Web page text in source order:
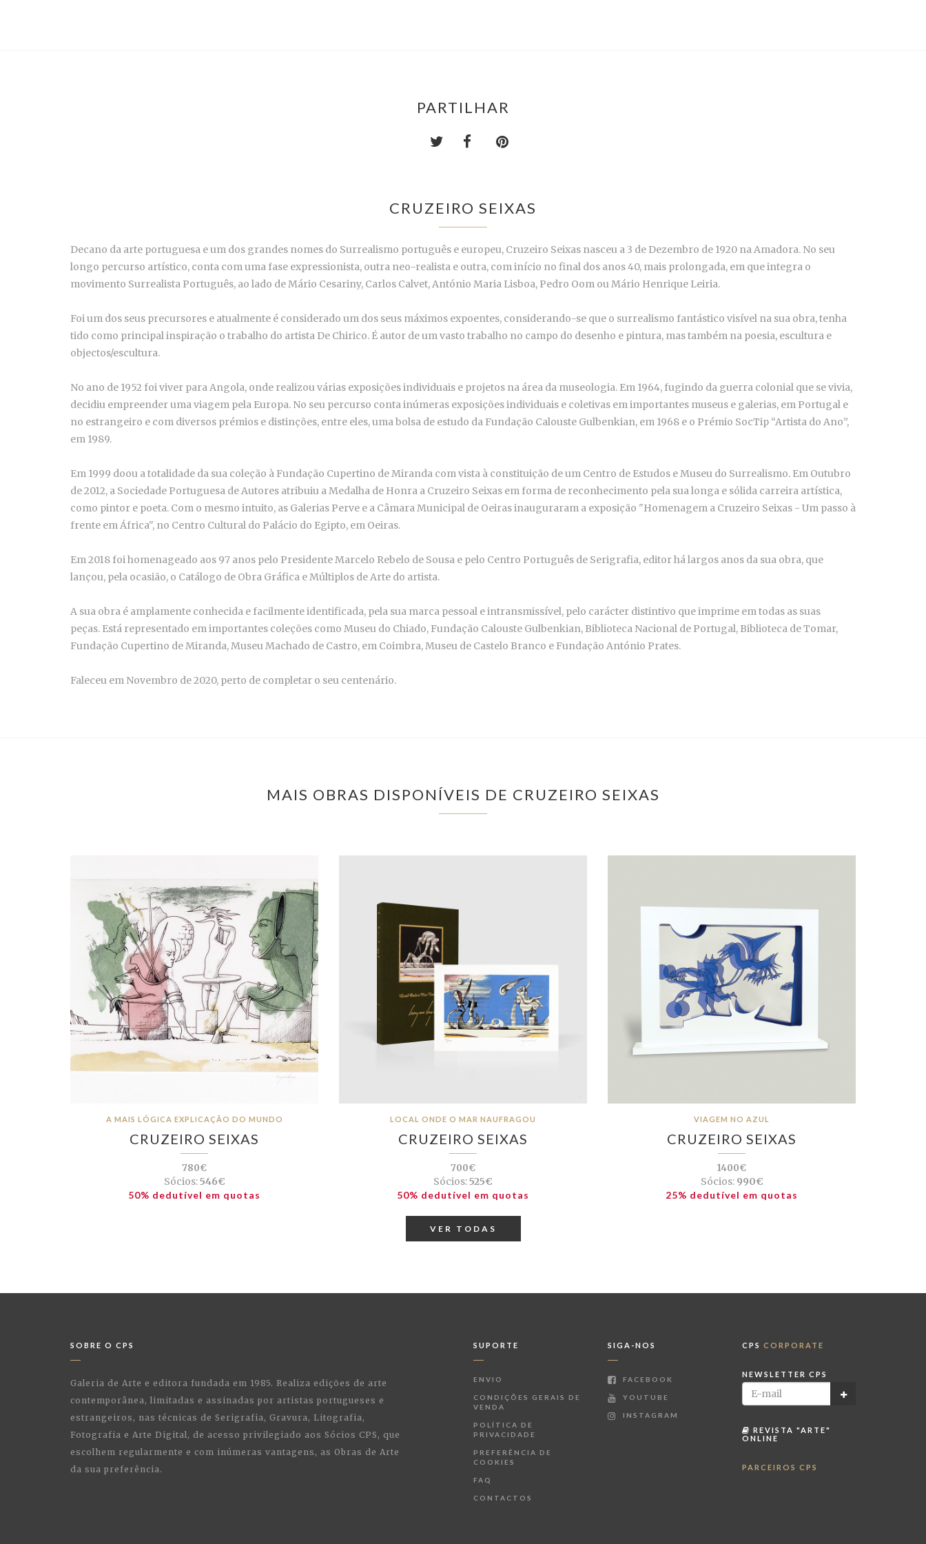
PARTILHAR
CRUZEIRO SEIXAS
Decano da arte portuguesa e um dos grandes nomes do Surrealismo português e europeu, Cruzeiro Seixas nasceu a 3 de Dezembro de 1920 na Amadora. No seu
longo percurso artístico, conta com uma fase expressionista, outra neo-realista e outra, com início no final dos anos 40, mais prolongada, em que integra o
movimento Surrealista Português, ao lado de Mário Cesariny, Carlos Calvet, António Maria Lisboa, Pedro Oom ou Mário Henrique Leiria.
Foi um dos seus precursores e atualmente é considerado um dos seus máximos expoentes, considerando-se que o surrealismo fantástico visível na sua obra, tenha
tido como principal inspiração o trabalho do artista De Chirico. É autor de um vasto trabalho no campo do desenho e pintura, mas também na poesia, escultura e
objectos/escultura.
No ano de 1952 foi viver para Angola, onde realizou várias exposições individuais e projetos na área da museologia. Em 1964, fugindo da guerra colonial que se vivia,
decidiu empreender uma viagem pela Europa. No seu percurso conta inúmeras exposições individuais e coletivas em importantes museus e galerias, em Portugal e
no estrangeiro e com diversos prémios e distinções, entre eles, uma bolsa de estudo da Fundação Calouste Gulbenkian, em 1968 e o Prémio SocTip “Artista do Ano”,
em 1989.
Em 1999 doou a totalidade da sua coleção à Fundação Cupertino de Miranda com vista à constituição de um Centro de Estudos e Museu do Surrealismo. Em Outubro
de 2012, a Sociedade Portuguesa de Autores atribuiu a Medalha de Honra a Cruzeiro Seixas em forma de reconhecimento pela sua longa e sólida carreira artística,
como pintor e poeta. Com o mesmo intuito, as Galerias Perve e a Câmara Municipal de Oeiras inauguraram a exposição "Homenagem a Cruzeiro Seixas - Um passo à
frente em África", no Centro Cultural do Palácio do Egipto, em Oeiras.
Em 2018 foi homenageado aos 97 anos pelo Presidente Marcelo Rebelo de Sousa e pelo Centro Português de Serigrafia, editor há largos anos da sua obra, que
lançou, pela ocasião, o Catálogo de Obra Gráfica e Múltiplos de Arte do artista.
A sua obra é amplamente conhecida e facilmente identificada, pela sua marca pessoal e intransmissível, pelo carácter distintivo que imprime em todas as suas
peças. Está representado em importantes coleções como Museu do Chiado, Fundação Calouste Gulbenkian, Biblioteca Nacional de Portugal, Biblioteca de Tomar,
Fundação Cupertino de Miranda, Museu Machado de Castro, em Coimbra, Museu de Castelo Branco e Fundação António Prates.
Faleceu em Novembro de 2020, perto de completar o seu centenário.
MAIS OBRAS DISPONÍVEIS DE CRUZEIRO SEIXAS
A MAIS LÓGICA EXPLICAÇÃO DO MUNDO
CRUZEIRO SEIXAS
780€
Sócios:546€
50% dedutível em quotas
LOCAL ONDE O MAR NAUFRAGOU
CRUZEIRO SEIXAS
700€
Sócios:525€
50% dedutível em quotas
VIAGEM NO AZUL
CRUZEIRO SEIXAS
1400€
Sócios:990€
25% dedutível em quotas
VER TODAS
SOBRE O CPS
Galeria de Arte e editora fundada em 1985. Realiza edições de arte
contemporânea, limitadas e assinadas por artistas portugueses e
estrangeiros, nas técnicas de Serigrafia, Gravura, Litografia,
Fotografia e Arte Digital, de acesso privilegiado aos Sócios CPS, que
escolhem regularmente e com inúmeras vantagens, as Obras de Arte
da sua preferência.
SUPORTE
ENVIO
CONDIÇÕES GERAIS DE
VENDA
POLÍTICA DE
PRIVACIDADE
PREFERÊNCIA DE
COOKIES
FAQ
CONTACTOS
SIGA-NOS
FACEBOOK
YOUTUBE
INSTAGRAM
CPS CORPORATE
NEWSLETTER CPS
REVISTA "ARTE"
ONLINE
PARCEIROS CPS